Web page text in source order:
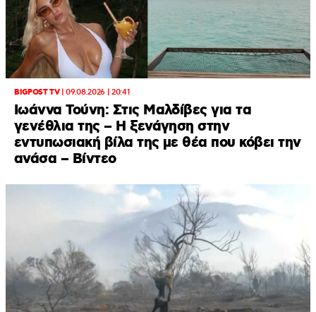
BIGPOST TV|09.08.2026 | 20:41
Ιωάννα Τούνη: Στις Μαλδίβες για τα
γενέθλια της – H ξενάγηση στην
εντυπωσιακή βίλα της με θέα που κόβει την
ανάσα – Βίντεο